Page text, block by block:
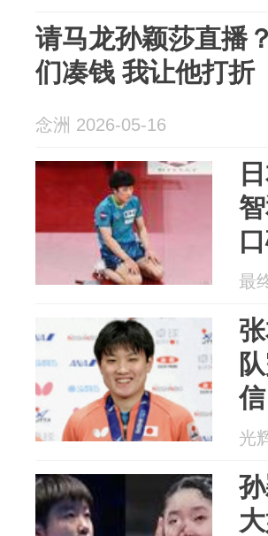
请马龙孙颖莎直播
们凑钱 我让他打折
念洲 2026-05-16
最
信
光